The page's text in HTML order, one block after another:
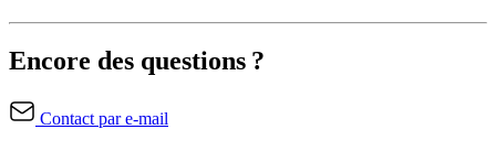
Encore des questions ?
Contact par e-mail